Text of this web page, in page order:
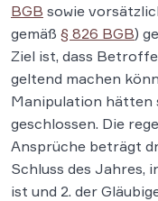
BGB sowie
gemäß § 826 BGB)
Ziel ist, dass
geltend machen
Manipulation hätten
geschlossen. Die
Ansprüche beträgt
Schluss des Jahres,
ist und 2. der